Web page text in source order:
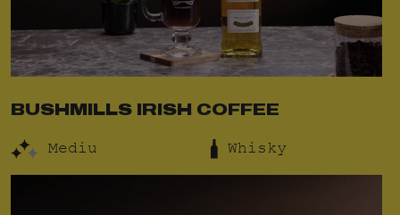
BUSHMILLS IRISH COFFEE
Mediu Whisky